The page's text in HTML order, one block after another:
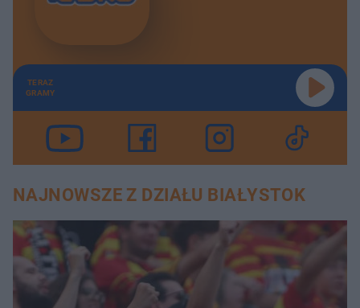
TERAZ
GRAMY
NAJNOWSZE Z DZIAŁU BIAŁYSTOK